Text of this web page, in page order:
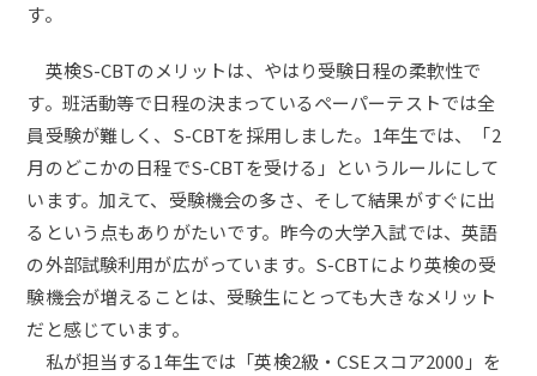
す。
英検S-CBTのメリットは、やはり受験日程の柔軟性で
す。班活動等で日程の決まっているペーパーテストでは全
員受験が難しく、S-CBTを採用しました。1年生では、「2
月のどこかの日程でS-CBTを受ける」というルールにして
います。加えて、受験機会の多さ、そして結果がすぐに出
るという点もありがたいです。昨今の大学入試では、英語
の外部試験利用が広がっています。S-CBTにより英検の受
験機会が増えることは、受験生にとっても大きなメリット
だと感じています。
私が担当する1年生では「英検2級・CSEスコア2000」を